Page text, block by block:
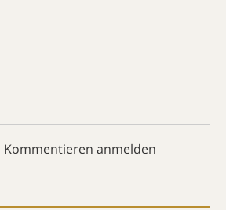
Kommentieren anmelden